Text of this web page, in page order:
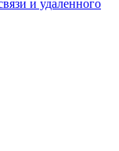
и удаленного